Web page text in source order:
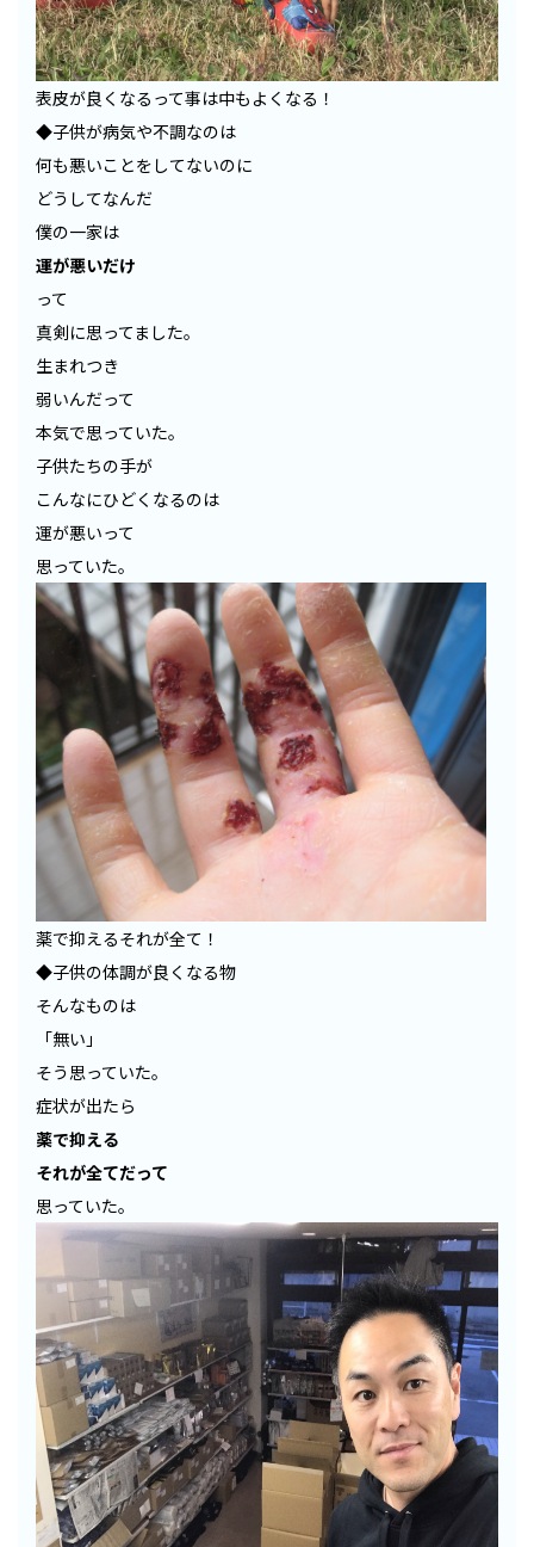
表皮が良くなるって事は中もよくなる！
◆子供が病気や不調なのは
何も悪いことをしてないのに
どうしてなんだ
僕の一家は
運が悪いだけ
って
真剣に思ってました。
生まれつき
弱いんだって
本気で思っていた。
子供たちの手が
こんなにひどくなるのは
運が悪いって
思っていた。
薬で抑えるそれが全て！
◆子供の体調が良くなる物
そんなものは
「無い」
そう思っていた。
症状が出たら
薬で抑える
それが全てだって
思っていた。